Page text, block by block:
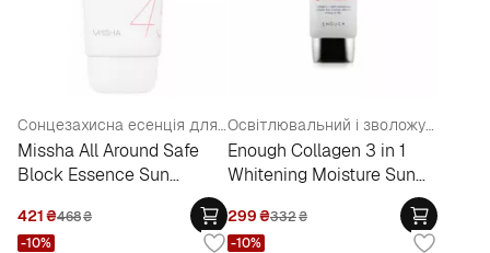
Сонцезахисна есенція для тіла
Missha All Around Safe
Block Essence Sun
421₴468₴
Освітлювальний і зволожувальний сонцезахисний крем з колагеном
Enough Collagen 3 in 1
Whitening Moisture Sun
Cream SPF 50+ PA+++
299₴332₴
-10% -10%